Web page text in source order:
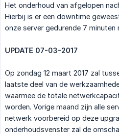
Het onderhoud van afgelopen
Hierbij is er een downtime
onze server gedurende 7
UPDATE 07-03-2017
Op zondag 12 maart 2017 zal
laatste deel van de
waarmee de totale
worden. Vorige maand zijn alle
netwerk voorbereid op deze
onderhoudsvenster zal de